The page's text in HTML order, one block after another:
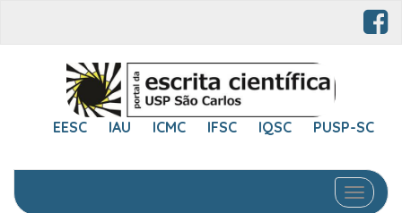
EESC IAU ICMC IFSC IQSC PUSP-SC
Toggle